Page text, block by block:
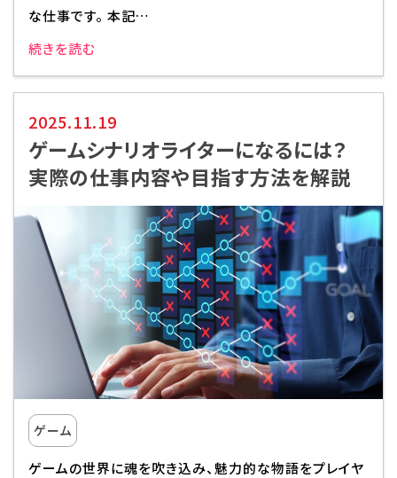
代アニグループサイト
な仕事です。 本記…
続きを読む
2025.11.19
ゲームシナリオライターになるには？
実際の仕事内容や目指す方法を解説
ゲーム
ゲームの世界に魂を吹き込み、魅力的な物語をプレイヤ